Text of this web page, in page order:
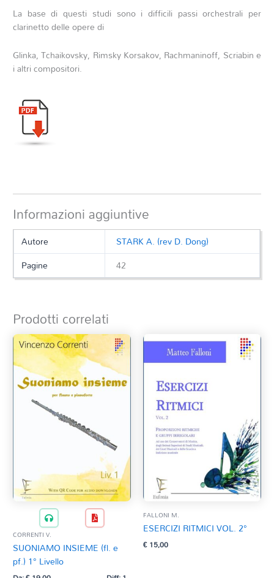
La base di questi studi sono i difficili passi orchestrali per
clarinetto delle opere di
Glinka, Tchaikovsky, Rimsky Korsakov, Rachmaninoff, Scriabin e
i altri compositori.
Informazioni aggiuntive
Autore
STARK A. (rev D. Dong)
Pagine
42
Prodotti correlati
CORRENTI V.
SUONIAMO INSIEME (fl. e
pf.) 1° Livello
FALLONI M.
ESERCIZI RITMICI VOL. 2°
€15,00